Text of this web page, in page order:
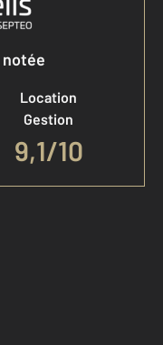
Location
Gestion
9,1/10